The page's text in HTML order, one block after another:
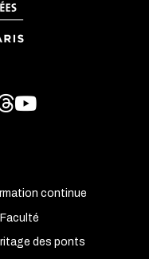
Threads
Youtube
continue
des ponts